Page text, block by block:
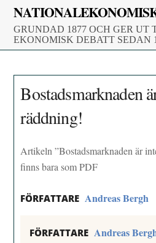
Skip
content
GRUNDAD 1877 OCH GER UT
EKONOMISK DEBATT SEDAN
Bostadsmarknaden
räddning!
Artikeln ”Bostadsmarknaden är
finns bara som PDF
FÖRFATTARE Andreas Bergh
FÖRFATTARE Andreas